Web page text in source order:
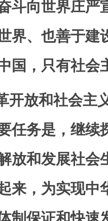
斗向世界庄严
界、也善于建
国，只有社会
开放和社会主
任务是，继续
放和发展社会
来，为实现中